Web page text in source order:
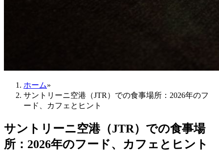
ホーム»
サントリーニ空港（JTR）での食事場所：2026年のフ
ード、カフェとヒント
サントリーニ空港（JTR）での食事場
所：2026年のフード、カフェとヒント